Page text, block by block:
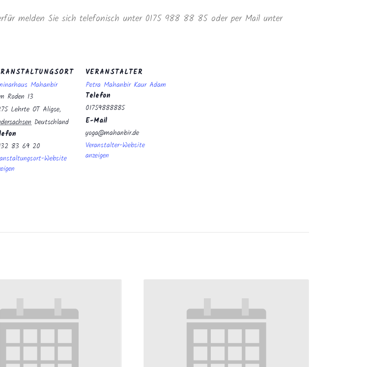
melden Sie sich telefonisch unter 0175 988 88 85 oder per Mail unter
Mahanbir
Roden 13
Lehrte OT Aligse,
Deutschland
83 69 20
Website
VERANSTALTER
Petra Mahanbir Kaur Adam
Telefon
01759888885
E-Mail
yoga@mahanbir.de
Veranstalter-Website
anzeigen